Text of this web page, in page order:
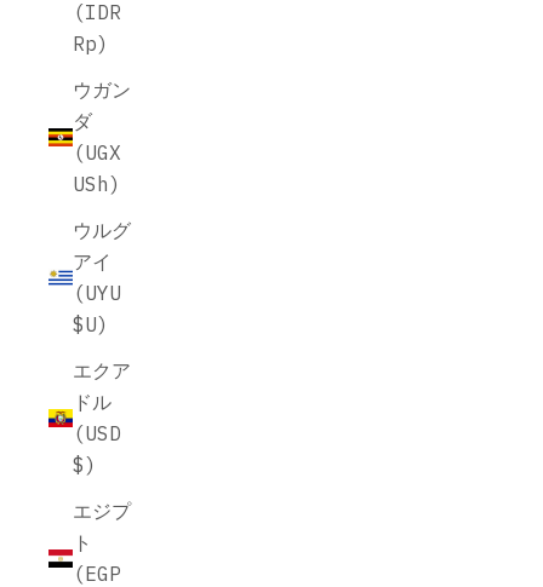
(IDR
Rp)
ウガン
ダ
(UGX
USh)
ウルグ
アイ
(UYU
$U)
エクア
ドル
(USD
$)
エジプ
ト
(EGP